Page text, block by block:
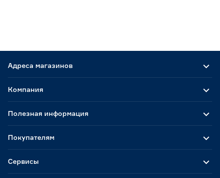
Адреса магазинов
Компания
Полезная информация
Покупателям
Сервисы